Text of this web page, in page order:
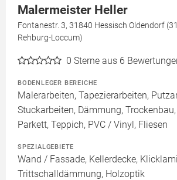
Malermeister Heller
Fontanestr. 3, 31840 Hessisch Oldendorf
Rehburg-Loccum)
0 Sterne aus 6
BODENLEGER BEREICHE
Malerarbeiten, Tapezierarbeiten,
Stuckarbeiten, Dämmung,
Parkett, Teppich, PVC / Vinyl, Fliesen
SPEZIALGEBIETE
Wand / Fassade, Kellerdecke,
Trittschalldämmung, Holzoptik